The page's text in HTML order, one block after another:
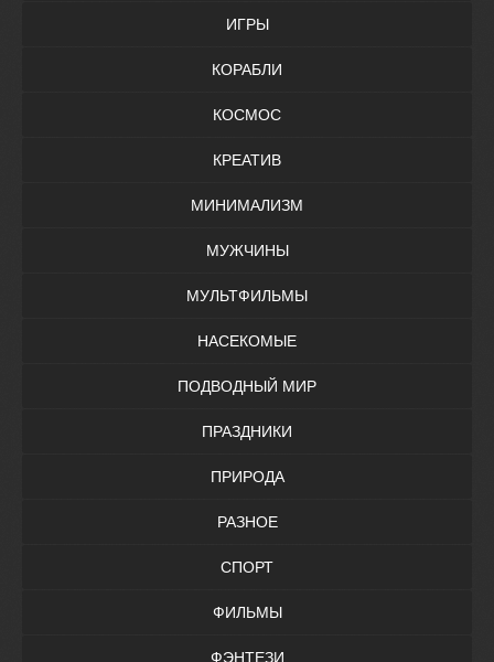
ИГРЫ
КОРАБЛИ
КОСМОС
КРЕАТИВ
МИНИМАЛИЗМ
МУЖЧИНЫ
МУЛЬТФИЛЬМЫ
НАСЕКОМЫЕ
ПОДВОДНЫЙ МИР
ПРАЗДНИКИ
ПРИРОДА
РАЗНОЕ
СПОРТ
ФИЛЬМЫ
ФЭНТЕЗИ